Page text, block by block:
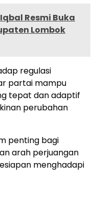
Resmi Buka
Lombok
regulasi
partai mampu
tepat dan adaptif
perubahan
penting bagi
arah perjuangan
menghadapi